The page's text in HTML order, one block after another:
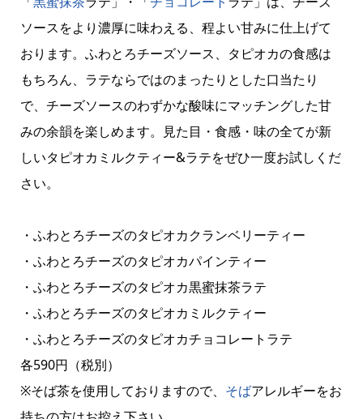
ソースをより濃厚に味わえる、程よい甘みに仕上げて
おります。ふわとろチーズソース、タピオカの食感は
もちろん、ラテならではのまったりとした口当たり
で、チーズソースのわずかな酸味にマッチングした甘
みの余韻を楽しめます。見た目・食感・味の全てが新
しいタピオカミルクティー&ラテをぜひ一度お試しくだ
さい。
・ふわとろチーズのタピオカクランベリーティー
・ふわとろチーズのタピオカパインティー
・ふわとろチーズのタピオカ黒蜜抹茶ラテ
・ふわとろチーズのタピオカミルクティー
・ふわとろチーズのタピオカチョコレートラテ
各590円（税別）
※そば茶を使用しておりますので、 そばアレルギーをお